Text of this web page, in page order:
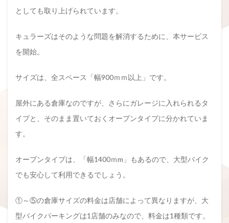
としても取り上げられています。
キュラーズはそのような問題を解消するために、本サービス
を開始。
サイズは、全スペース「幅900ｍｍ以上」です。
屋外にある倉庫なのですが、さらにガレージに入れられるタ
イプと、そのまま置いておくオープンタイプに分かれていま
す。
オープンタイプは、「幅1400ｍm」もあるので、大型バイク
でも安心して利用できるでしょう。
①～⑤の倉庫サイズの料金は店舗によって異なりますが、大
型バイクパーキングは1店舗のみなので、料金は1種類です。